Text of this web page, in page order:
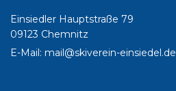
Einsiedler Hauptstraße 79
09123 Chemnitz
E-Mail: mail@skiverein-einsiedel.de